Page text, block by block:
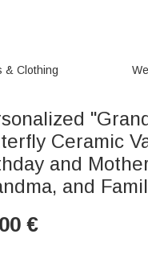
& Clothing
Ceramic
and
and
€